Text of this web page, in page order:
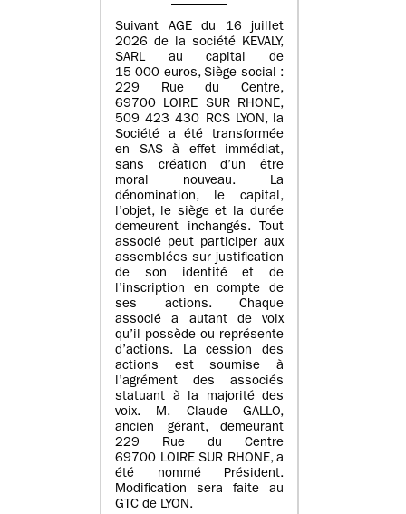
Suivant AGE du 16 juillet
2026 de la société KEVALY,
SARL au capital de
15 000 euros, Siège social :
229 Rue du Centre,
69700 LOIRE SUR RHONE,
509 423 430 RCS LYON, la
Société a été transformée
en SAS à effet immédiat,
sans création d’un être
moral nouveau. La
dénomination, le capital,
l’objet, le siège et la durée
demeurent inchangés. Tout
associé peut participer aux
assemblées sur justification
de son identité et de
l’inscription en compte de
ses actions. Chaque
associé a autant de voix
qu’il possède ou représente
d’actions. La cession des
actions est soumise à
l’agrément des associés
statuant à la majorité des
voix. M. Claude GALLO,
ancien gérant, demeurant
229 Rue du Centre
69700 LOIRE SUR RHONE, a
été nommé Président.
Modification sera faite au
GTC de LYON.